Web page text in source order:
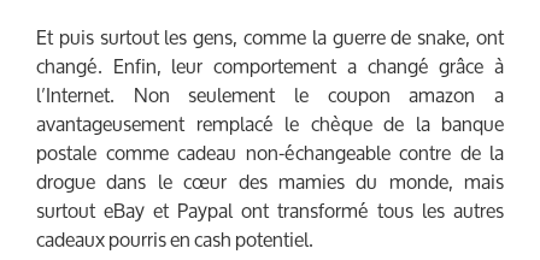
Et puis surtout les gens, comme la guerre de snake, ont
changé. Enfin, leur comportement a changé grâce à
l’Internet. Non seulement le coupon amazon a
avantageusement remplacé le chèque de la banque
postale comme cadeau non-échangeable contre de la
drogue dans le cœur des mamies du monde, mais
surtout eBay et Paypal ont transformé tous les autres
cadeaux pourris en cash potentiel.